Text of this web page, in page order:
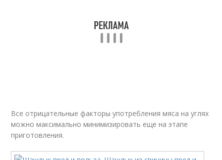
Все отрицательные факторы употребления мяса на углях
можно максимально минимизировать еще на этапе
приготовления.